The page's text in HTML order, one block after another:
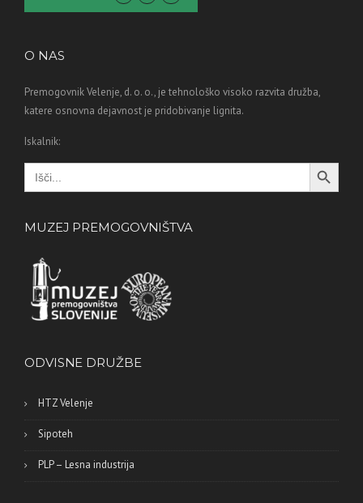
O NAS
Premogovnik Velenje, d. o. o., je tehnološko visoko razvita družba,
katere osnovna dejavnost je pridobivanje lignita.
Iskalnik:
Search
for:
Search Button
MUZEJ PREMOGOVNIŠTVA
ODVISNE DRUŽBE
HTZ Velenje
Sipoteh
PLP – Lesna industrija